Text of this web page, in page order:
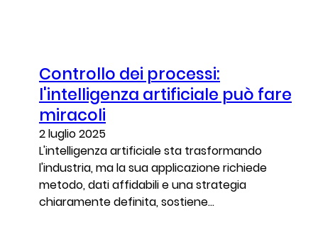
Controllo dei processi:
l'intelligenza artificiale può fare
miracoli
2 luglio 2025
L'intelligenza artificiale sta trasformando
l'industria, ma la sua applicazione richiede
metodo, dati affidabili e una strategia
chiaramente definita, sostiene...